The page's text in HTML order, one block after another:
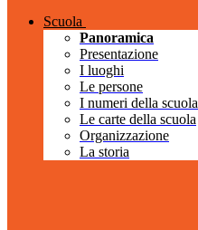
Scuola
Panoramica
Presentazione
I luoghi
Le persone
I numeri della scuola
Le carte della scuola
Organizzazione
La storia